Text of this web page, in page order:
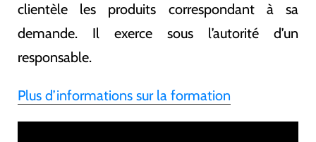
clientèle les produits correspondant à sa
demande. Il exerce sous l’autorité d’un
responsable.
Plus d’informations sur la formation